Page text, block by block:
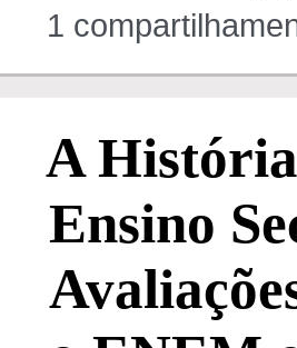
1
A
Ensino